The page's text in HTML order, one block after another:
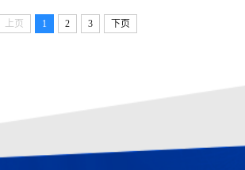
上页 1 2 3 下页